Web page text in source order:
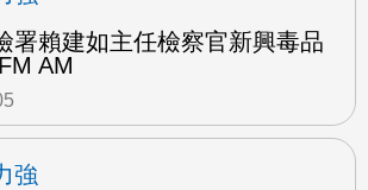
署賴建如主任檢察官新興毒品
AM
強